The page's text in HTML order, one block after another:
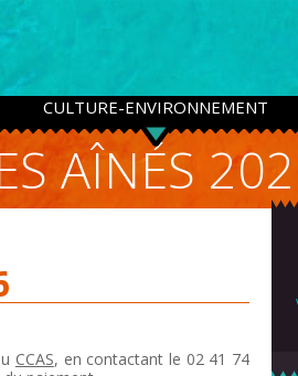
CULTURE-ENVIRONNEMENT
AÎNÉS
CCAS, en contactant le 02 41 74